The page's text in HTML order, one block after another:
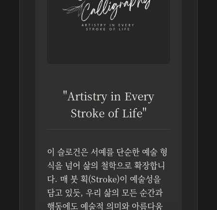
"Artistry in Every
Stroke of Life"
이 슬로건은 서예를 단순한 예술 형
식을 넘어 삶의 철학으로 확장합니
다. 매 붓 획(Stroke)이 예술성을
담고 있듯, 우리 삶의 모든 순간과
행동에도 예술적 의미와 아름다움